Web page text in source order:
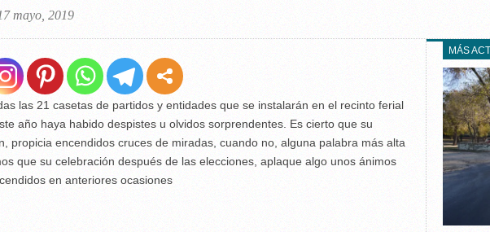
RUTA DE LA MEMORIA
LA VOZ DE LA
EXPERIENCIA
IN MEMORIAM
MEMORIA RECUPERADA
UN MINUTO EN EL
MUSEO
mayo, 2019
las 21 casetas de partidos y entidades que se instalarán en el recinto ferial
año haya habido despistes u olvidos sorprendentes. Es cierto que su
propicia encendidos cruces de miradas, cuando no, alguna palabra más alta
que su celebración después de las elecciones, aplaque algo unos ánimos
en anteriores ocasiones
MÁS